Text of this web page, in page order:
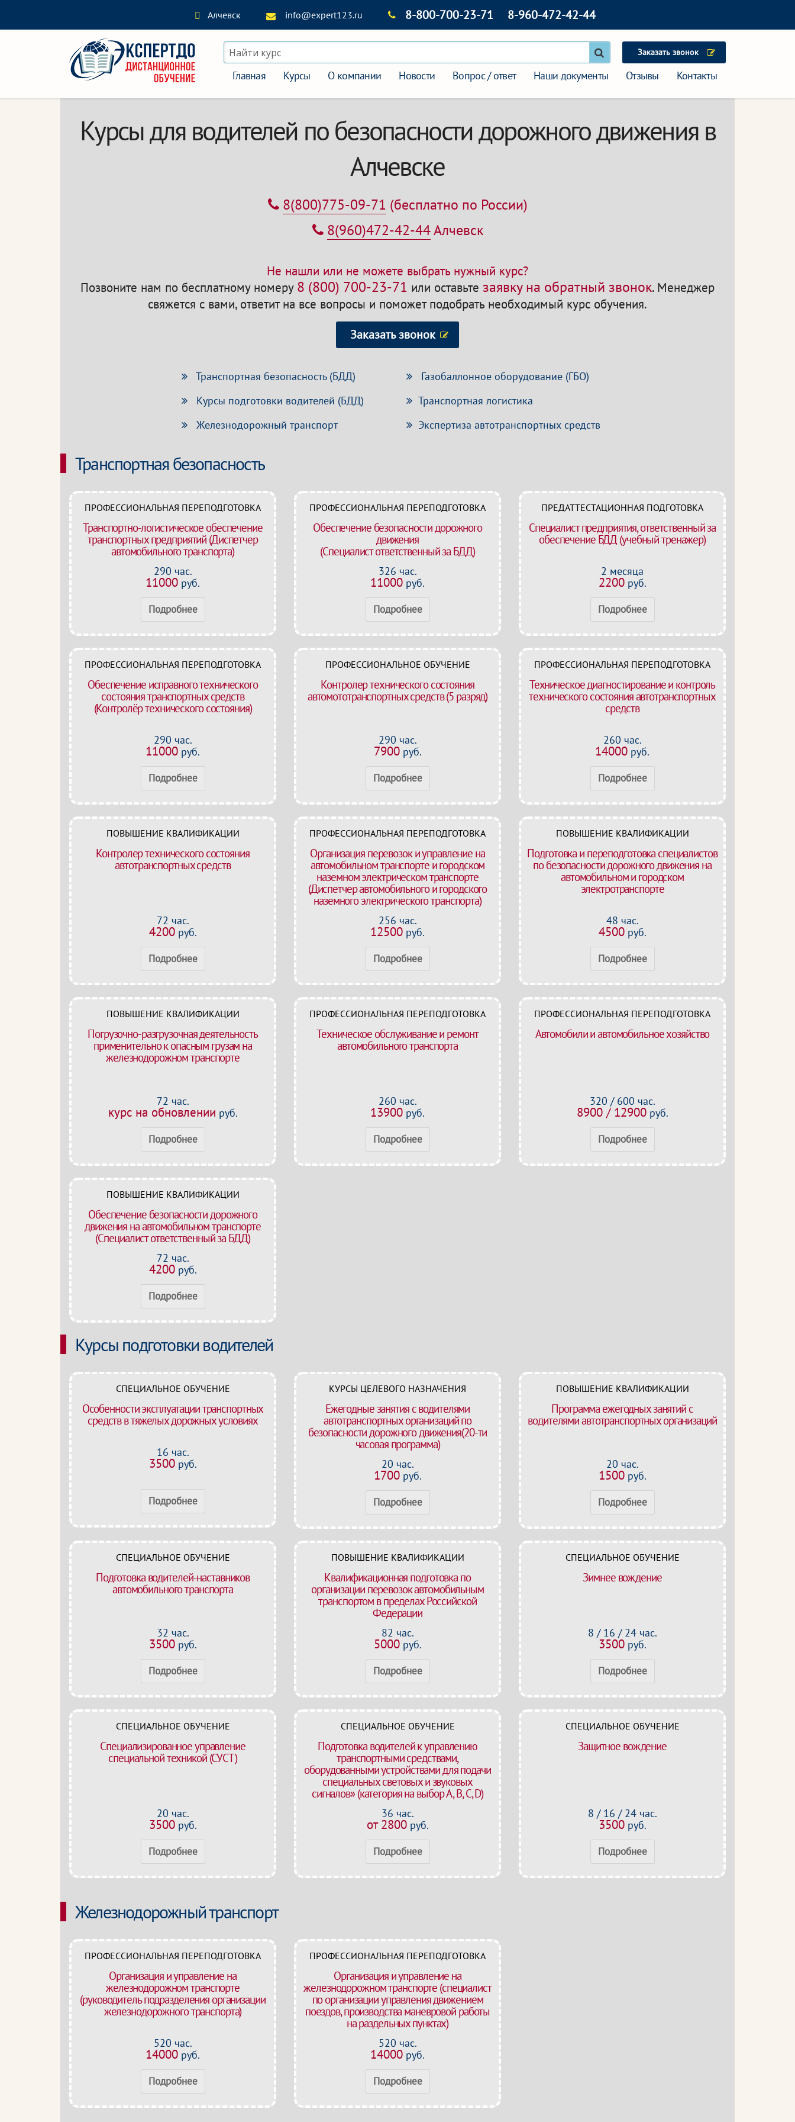
Алчевск info@expert123.ru 8-800-700-23-71 8-960-472-42-44
Найти курс Заказать звонок
Главная Курсы О компании Новости Вопрос / ответ Наши документы Отзывы Контакты
Курсы для водителей по безопасности дорожного движения в
Алчевске
8(800)775-09-71 (бесплатно по России)
8(960)472-42-44Алчевск
Не нашли или не можете выбрать нужный курс?
Позвоните нам по бесплатному номеру 8 (800) 700-23-71 или оставьте заявку на обратный звонок.Менеджер
свяжется с вами, ответит на все вопросы и поможет подобрать необходимый курс обучения.
Заказать звонок
Транспортная безопасность (БДД)
Курсы подготовки водителей (БДД)
Железнодорожный транспорт
Газобаллонное оборудование (ГБО)
Транспортная логистика
Экспертиза автотранспортных средств
Транспортная безопасность
ПРОФЕССИОНАЛЬНАЯ ПЕРЕПОДГОТОВКА
Транспортно-логистическое обеспечение
транспортных предприятий (Диспетчер
автомобильного транспорта)
290 час.
11000 руб.
Подробнее
ПРОФЕССИОНАЛЬНАЯ ПЕРЕПОДГОТОВКА
Обеспечение безопасности дорожного
движения
(Специалист ответственный за БДД)
326 час.
11000 руб.
Подробнее
ПРЕДАТТЕСТАЦИОННАЯ ПОДГОТОВКА
Специалист предприятия, ответственный за
обеспечение БДД (учебный тренажер)
2 месяца
2200руб.
Подробнее
ПРОФЕССИОНАЛЬНАЯ ПЕРЕПОДГОТОВКА
Обеспечение исправного технического
состояния транспортных средств
(Контролёр технического состояния)
290 час.
11000 руб.
Подробнее
ПРОФЕССИОНАЛЬНОЕ ОБУЧЕНИЕ
Контролер технического состояния
автомототранспортных средств (5 разряд)
290 час.
7900руб.
Подробнее
ПРОФЕССИОНАЛЬНАЯ ПЕРЕПОДГОТОВКА
Техническое диагностирование и контроль
технического состояния автотранспортных
средств
260 час.
14000 руб.
Подробнее
ПОВЫШЕНИЕ КВАЛИФИКАЦИИ
Контролер технического состояния
автотранспортных средств
72 час.
4200руб.
Подробнее
ПРОФЕССИОНАЛЬНАЯ ПЕРЕПОДГОТОВКА
Организация перевозок и управление на
автомобильном транспорте и городском
наземном электрическом транспорте
(Диспетчер автомобильного и городского
наземного электрического транспорта)
256 час.
12500 руб.
Подробнее
ПОВЫШЕНИЕ КВАЛИФИКАЦИИ
Подготовка и переподготовка специалистов
по безопасности дорожного движения на
автомобильном и городском
электротранспорте
48 час.
4500руб.
Подробнее
ПОВЫШЕНИЕ КВАЛИФИКАЦИИ
Погрузочно-разгрузочная деятельность
применительно к опасным грузам на
железнодорожном транспорте
72 час.
курс на обновлении руб.
Подробнее
ПРОФЕССИОНАЛЬНАЯ ПЕРЕПОДГОТОВКА
Техническое обслуживание и ремонт
автомобильного транспорта
260 час.
13900 руб.
Подробнее
ПРОФЕССИОНАЛЬНАЯ ПЕРЕПОДГОТОВКА
Автомобили и автомобильное хозяйство
320 / 600 час.
8900 / 12900руб.
Подробнее
ПОВЫШЕНИЕ КВАЛИФИКАЦИИ
Обеспечение безопасности дорожного
движения на автомобильном транспорте
(Специалист ответственный за БДД)
72 час.
4200руб.
Подробнее
Курсы подготовки водителей
СПЕЦИАЛЬНОЕ ОБУЧЕНИЕ
Особенности эксплуатации транспортных
средств в тяжелых дорожных условиях
16 час.
3500руб.
Подробнее
КУРСЫ ЦЕЛЕВОГО НАЗНАЧЕНИЯ
Ежегодные занятия с водителями
автотранспортных организаций по
безопасности дорожного движения(20-ти
часовая программа)
20 час.
1700руб.
Подробнее
ПОВЫШЕНИЕ КВАЛИФИКАЦИИ
Программа ежегодных занятий с
водителями автотранспортных организаций
20 час.
1500руб.
Подробнее
СПЕЦИАЛЬНОЕ ОБУЧЕНИЕ
Подготовка водителей-наставников
автомобильного транспорта
32 час.
3500руб.
Подробнее
ПОВЫШЕНИЕ КВАЛИФИКАЦИИ
Квалификационная подготовка по
организации перевозок автомобильным
транспортом в пределах Российской
Федерации
82 час.
5000руб.
Подробнее
СПЕЦИАЛЬНОЕ ОБУЧЕНИЕ
Зимнее вождение
8 / 16 / 24 час.
3500руб.
Подробнее
СПЕЦИАЛЬНОЕ ОБУЧЕНИЕ
Специализированное управление
специальной техникой (СУСТ)
20 час.
3500руб.
Подробнее
СПЕЦИАЛЬНОЕ ОБУЧЕНИЕ
Подготовка водителей к управлению
транспортными средствами,
оборудованными устройствами для подачи
специальных световых и звуковых
сигналов» (категория на выбор A, B, C, D)
36 час.
от 2800руб.
Подробнее
СПЕЦИАЛЬНОЕ ОБУЧЕНИЕ
Защитное вождение
8 / 16 / 24 час.
3500руб.
Подробнее
Железнодорожный транспорт
ПРОФЕССИОНАЛЬНАЯ ПЕРЕПОДГОТОВКА
Организация и управление на
железнодорожном транспорте
(руководитель подразделения организации
железнодорожного транспорта)
520 час.
14000 руб.
Подробнее
ПРОФЕССИОНАЛЬНАЯ ПЕРЕПОДГОТОВКА
Организация и управление на
железнодорожном транспорте (специалист
по организации управления движением
поездов, производства маневровой работы
на раздельных пунктах)
520 час.
14000 руб.
Подробнее